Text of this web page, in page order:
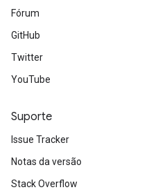
Fórum
GitHub
Twitter
YouTube
Suporte
Issue Tracker
Notas da versão
Stack Overflow